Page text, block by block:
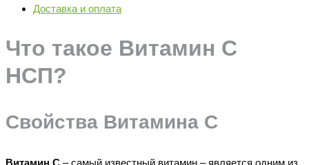
Доставка и оплата
Что такое Витамин С
НСП?
Свойства Витамина С